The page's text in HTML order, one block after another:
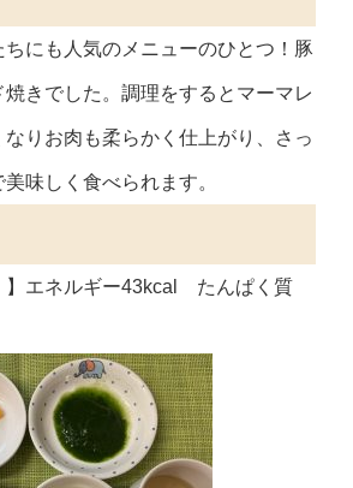
にも人気のメニューのひとつ！豚
きでした。調理をするとマーマレ
りお肉も柔らかく仕上がり、さっ
味しく食べられます。
】エネルギー43kcal たんぱく質